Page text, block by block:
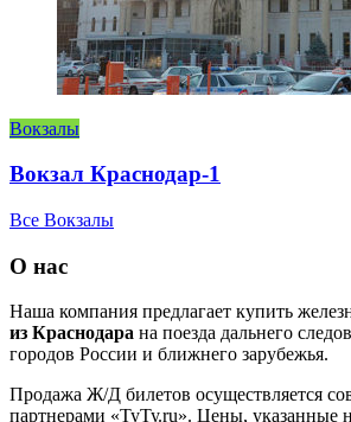
Вокзалы
Вокзал Краснодар-1
Все Вокзалы
О нас
Наша компания предлагает купить
из Краснодара на поезда дальнего
городов России и ближнего зарубежья.
Продажа Ж/Д билетов осуществляется
партнерами «ТуТу.ru». Цены, указанные